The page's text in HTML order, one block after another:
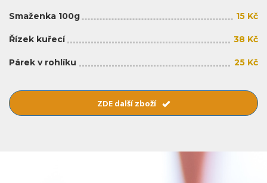
Smaženka 100g 15 Kč
Řízek kuřecí 38 Kč
Párek v rohlíku 25 Kč
ZDE další zboží